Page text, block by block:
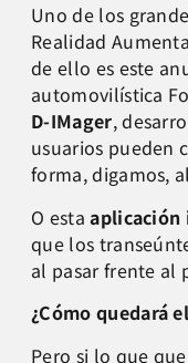
Uno de los
Realidad
de ello es este
automovilística
D-IMager,
usuarios pueden
forma, digamos,
O estaaplicación
que los
al pasar frente al
¿Cómo quedará
Pero si lo que